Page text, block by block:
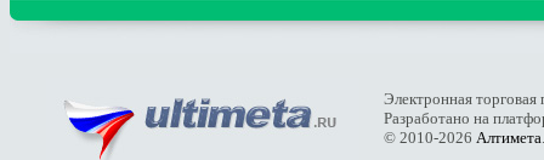
Электронная
Разработано на
© 2010-2026 Алтимета.